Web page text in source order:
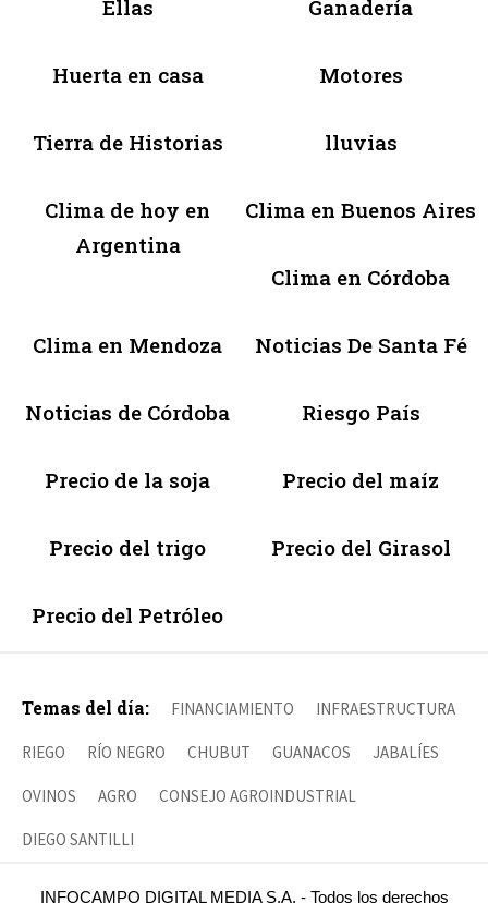
Ellas Ganadería
Huerta en casa Motores
Tierra de Historias lluvias
Clima de hoy en
Argentina
Clima en Buenos Aires
Clima en Córdoba
Clima en Mendoza Noticias De Santa Fé
Noticias de Córdoba Riesgo País
Precio de la soja Precio del maíz
Precio del trigo Precio del Girasol
Precio del Petróleo
Temas del día: FINANCIAMIENTO INFRAESTRUCTURA
RIEGO RÍO NEGRO CHUBUT GUANACOS JABALÍES
OVINOS AGRO CONSEJO AGROINDUSTRIAL
DIEGO SANTILLI
INFOCAMPO DIGITAL MEDIA S.A. - Todos los derechos